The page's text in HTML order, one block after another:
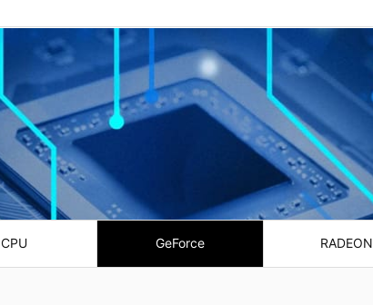
CPU GeForce RADEON